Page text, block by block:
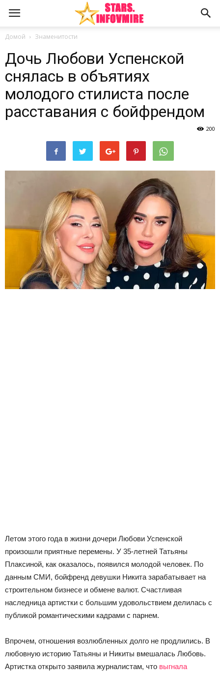
Домой Знаменитости
Дочь Любови Успенской
снялась в объятиях
молодого стилиста после
расставания с бойфрендом
200
Летом этого года в жизни дочери Любови Успенской
произошли приятные перемены. У 35-летней Татьяны
Плаксиной, как оказалось, появился молодой человек. По
данным СМИ, бойфренд девушки Никита зарабатывает на
строительном бизнесе и обмене валют. Счастливая
наследница артистки с большим удовольствием делилась с
публикой романтическими кадрами с парнем.
Впрочем, отношения возлюбленных долго не продлились. В
любовную историю Татьяны и Никиты вмешалась Любовь.
Артистка открыто заявила журналистам, что выгнала